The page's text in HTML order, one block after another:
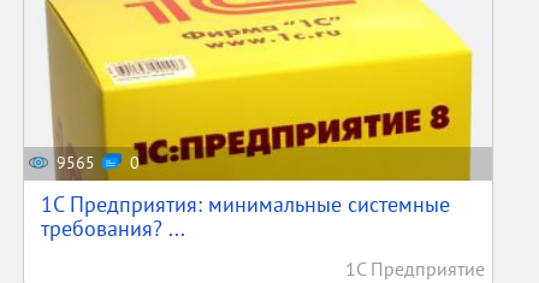
9565 0
1С Предприятия: минимальные системные
требования? ...
1С Предприятие